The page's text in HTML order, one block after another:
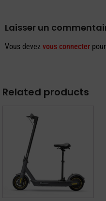
Laisser un
Vous devez vous connecter
Related products